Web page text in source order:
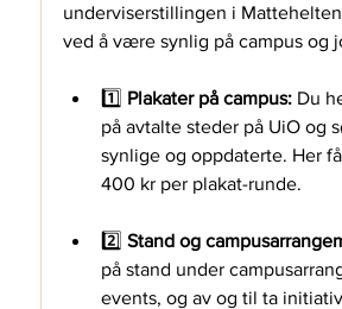
underviserstillingen i
ved å være synlig på campus og
1️⃣ Plakater på campus: Du
på avtalte steder på UiO og
synlige og oppdaterte. Her
400 kr per plakat-runde.
2️⃣ Stand og
på stand under
events, og av og til ta